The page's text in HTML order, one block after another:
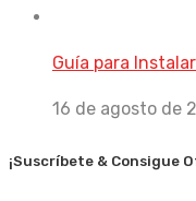
Guía para
16 de agosto de
¡Suscríbete & Consigue